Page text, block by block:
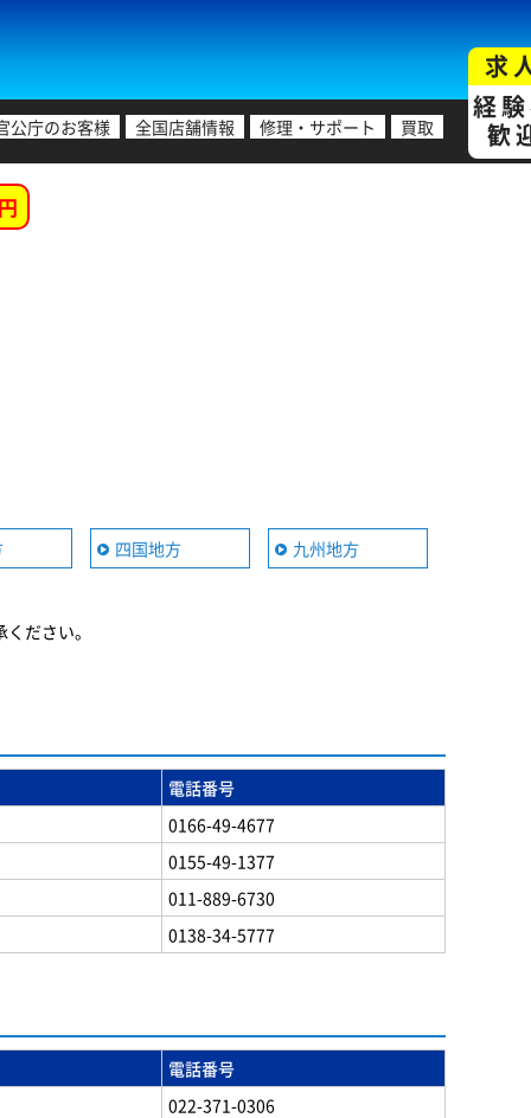
公庁のお客様 全国店舗情報 修理・サポート 買取
求
経
歓
四国地方 九州地方
ださい。
電話番号
0166-49-4677
0155-49-1377
011-889-6730
0138-34-5777
電話番号
022-371-0306